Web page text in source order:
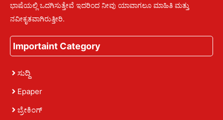
ಭಾಷೆಯಲ್ಲಿ ಒದಗಿಸುತ್ತೇವೆ ಇದರಿಂದ ನೀವು ಯಾವಾಗಲೂ ಮಾಹಿತಿ ಮತ್ತು
ನವೀಕೃತವಾಗಿರುತ್ತೀರಿ.
Importaint Category
ಸುದ್ದಿ
Epaper
ಬ್ರೇಕಿಂಗ್